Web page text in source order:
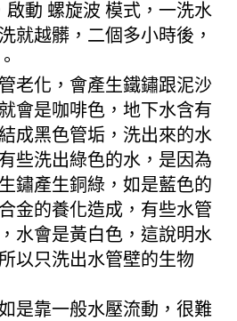
啟動 螺旋波 模式，一洗水
就越髒，二個多小時後，
老化，會產生鐵鏽跟泥沙
會是咖啡色，地下水含有
成黑色管垢，洗出來的水
些洗出綠色的水，是因為
鏽產生銅綠，如是藍色的
金的養化造成，有些水管
水會是黃白色，這說明水
以只洗出水管壁的生物
是靠一般水壓流動，很難